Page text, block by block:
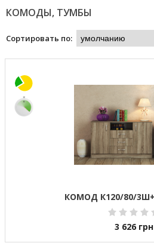
КОМОДЫ, ТУМБЫ
Сортировать по:
КОМОД К120/80/
3 626 грн